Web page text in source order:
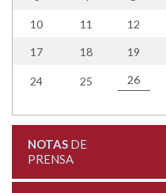
10 11 12
17 18 19
24 25 26
NOTASDE
PRENSA